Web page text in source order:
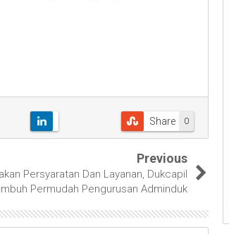
0
Share
Previous
Persyaratan Dan Layanan, Dukcapil
Permudah Pengurusan Adminduk